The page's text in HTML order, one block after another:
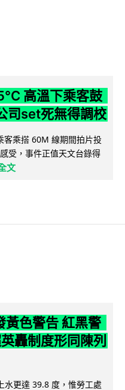
高溫下乘客鼓
司set死無得調校
客乘搭 60M 線期間拍片投
受，事件正值天文台錄得
文
黃色警告 紅黑警
轟制度形同陳列
水更達 39.8 度，惟勞工處